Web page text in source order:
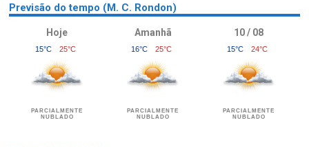
Previsão do tempo (M. C. Rondon)
Hoje
15°C 25°C
PARCIALMENTE
NUBLADO
Amanhã
16°C 25°C
PARCIALMENTE
NUBLADO
10 / 08
15°C 24°C
PARCIALMENTE
NUBLADO